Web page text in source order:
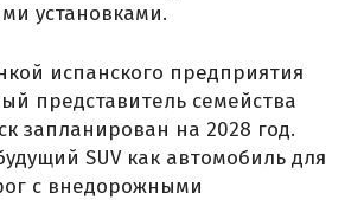
установками.
испанского предприятия
представитель семейства
запланирован на 2028 год.
SUV как автомобиль для
с внедорожными